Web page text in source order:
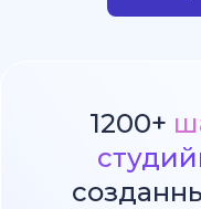
1200+